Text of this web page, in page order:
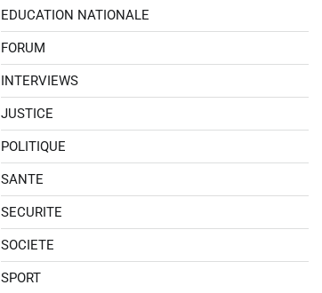
EDUCATION NATIONALE
FORUM
INTERVIEWS
JUSTICE
POLITIQUE
SANTE
SECURITE
SOCIETE
SPORT